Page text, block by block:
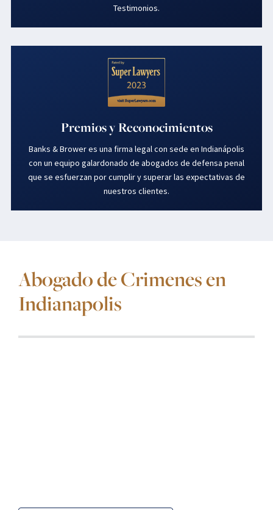
Testimonios.
Premios y Reconocimientos
Banks & Brower es una firma legal con sede en Indianápolis
con un equipo galardonado de abogados de defensa penal
que se esfuerzan por cumplir y superar las expectativas de
nuestros clientes.
Abogado de Crimenes en
Indianapolis